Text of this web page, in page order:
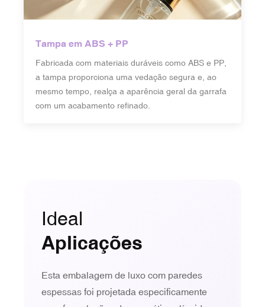
Tampa em ABS + PP
Fabricada com materiais duráveis ​​como ABS e PP,
a tampa proporciona uma vedação segura e, ao
mesmo tempo, realça a aparência geral da garrafa
com um acabamento refinado.
Ideal
Aplicações
Esta embalagem de luxo com paredes
espessas foi projetada especificamente